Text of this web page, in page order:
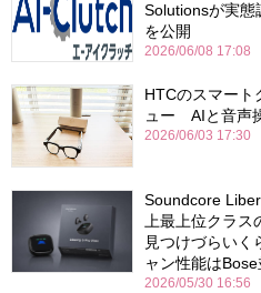
Solutionsが実態
を公開
2026/06/08 17:08
HTCのスマート
ュー AIと音声
2026/06/03 17:30
Soundcore
上最上位クラス
見つけづらい
ャン性能は
2026/05/30 16:56